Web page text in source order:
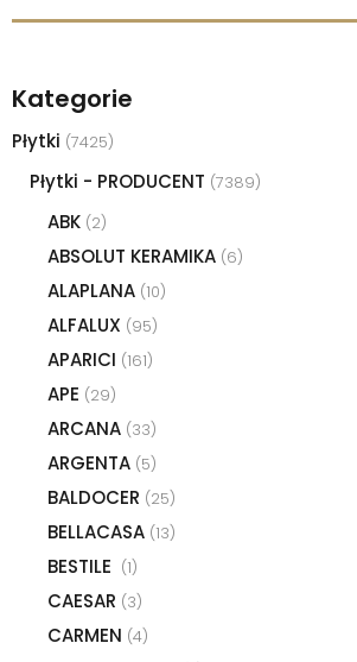
Kategorie
Płytki (7425)
Płytki - PRODUCENT (7389)
ABK (2)
ABSOLUT KERAMIKA (6)
ALAPLANA (10)
ALFALUX (95)
APARICI (161)
APE (29)
ARCANA (33)
ARGENTA (5)
BALDOCER (25)
BELLACASA (13)
BESTILE (1)
CAESAR (3)
CARMEN (4)